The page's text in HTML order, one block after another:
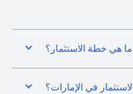
ما هي خطة الاستثمار؟
في الإمارات؟